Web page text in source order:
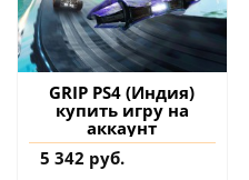
GRIP PS4 (Индия)
купить игру на
аккаунт
5 342 руб.